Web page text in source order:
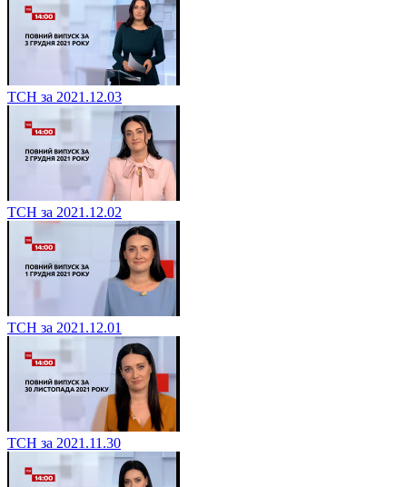
ТСН за 2021.12.03
ТСН за 2021.12.02
ТСН за 2021.12.01
ТСН за 2021.11.30